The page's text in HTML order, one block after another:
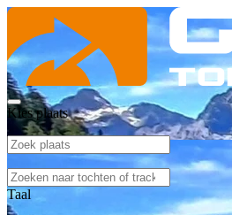
Kies plaats
Taal